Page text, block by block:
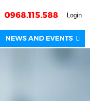
Login
0968.115.588
NEWS AND EVENTS